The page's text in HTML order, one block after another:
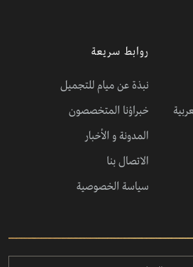
روابط سريعة
نبذة عن ميام للتجميل
خبراؤنا المتخصصون
المدونة و الأخبار
الاتصال بنا
سياسة الخصوصية